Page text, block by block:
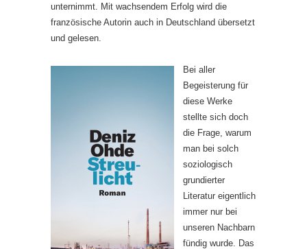
unternimmt. Mit wachsendem Erfolg wird die
französische Autorin auch in Deutschland übersetzt
und gelesen.
Bei aller
Begeisterung für
diese Werke
stellte sich doch
die Frage, warum
man bei solch
soziologisch
grundierter
Literatur eigentlich
immer nur bei
unseren Nachbarn
fündig wurde. Das